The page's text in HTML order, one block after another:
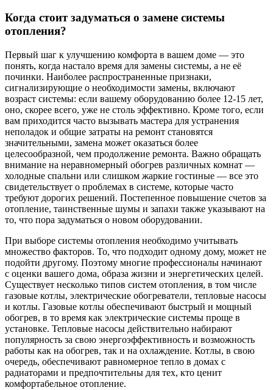
Когда стоит задуматься о замене системы
отопления?
Первый шаг к улучшению комфорта в вашем доме — это
понять, когда настало время для замены системы, а не её
починки. Наиболее распространенные признаки,
сигнализирующие о необходимости замены, включают
возраст системы: если вашему оборудованию более 12-15 лет,
оно, скорее всего, уже не столь эффективно. Кроме того, если
вам приходится часто вызывать мастера для устранения
неполадок и общие затраты на ремонт становятся
значительными, замена может оказаться более
целесообразной, чем продолжение ремонта. Важно обращать
внимание на неравномерный обогрев различных комнат —
холодные спальни или слишком жаркие гостиные — все это
свидетельствует о проблемах в системе, которые часто
требуют дорогих решений. Постепенное повышение счетов за
отопление, таинственные шумы и запахи также указывают на
то, что пора задуматься о новом оборудовании.
При выборе системы отопления необходимо учитывать
множество факторов. То, что подходит одному дому, может не
подойти другому. Поэтому многие профессионалы начинают
с оценки вашего дома, образа жизни и энергетических целей.
Существует несколько типов систем отопления, в том числе
газовые котлы, электрические обогреватели, тепловые насосы
и котлы. Газовые котлы обеспечивают быстрый и мощный
обогрев, в то время как электрические системы проще в
установке. Тепловые насосы действительно набирают
популярность за свою энергоэффективность и возможность
работы как на обогрев, так и на охлаждение. Котлы, в свою
очередь, обеспечивают равномерное тепло в домах с
радиаторами и предпочтительны для тех, кто ценит
комфортабельное отопление.